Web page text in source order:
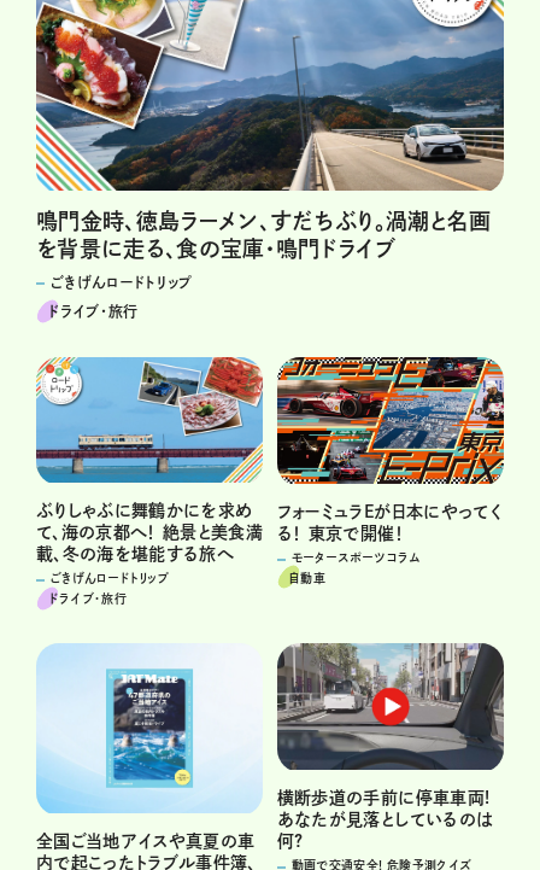
鳴門金時、徳島ラーメン、すだちぶり。渦潮と名画
を背景に走る、食の宝庫・鳴門ドライブ
ごきげんロードトリップ
ドライブ･旅行
ぶりしゃぶに舞鶴かにを求め
て、海の京都へ！ 絶景と美食満
載、冬の海を堪能する旅へ
ごきげんロードトリップ
ドライブ･旅行
フォーミュラEが日本にやってく
る！ 東京で開催！
モータースポーツコラム
自動車
全国ご当地アイスや真夏の車
内で起こったトラブル事件簿、
横断歩道の手前に停車車両!
あなたが見落としているのは
何?
動画で交通安全! 危険予測クイズ